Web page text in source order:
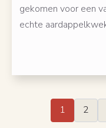
gekomen voor een
echte
1 2